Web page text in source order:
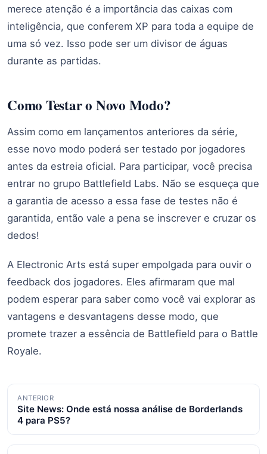
merece atenção é a importância das caixas com
inteligência, que conferem XP para toda a equipe de
uma só vez. Isso pode ser um divisor de águas
durante as partidas.
Como Testar o Novo Modo?
Assim como em lançamentos anteriores da série,
esse novo modo poderá ser testado por jogadores
antes da estreia oficial. Para participar, você precisa
entrar no grupo Battlefield Labs. Não se esqueça que
a garantia de acesso a essa fase de testes não é
garantida, então vale a pena se inscrever e cruzar os
dedos!
A Electronic Arts está super empolgada para ouvir o
feedback dos jogadores. Eles afirmaram que mal
podem esperar para saber como você vai explorar as
vantagens e desvantagens desse modo, que
promete trazer a essência de Battlefield para o Battle
Royale.
Navegação
de
posts
ANTERIOR
Site News: Onde está nossa análise de Borderlands
4 para PS5?